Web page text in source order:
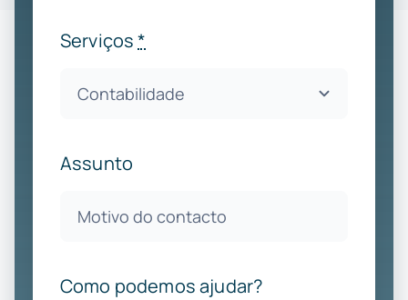
Serviços*
Assunto
Como podemos ajudar?